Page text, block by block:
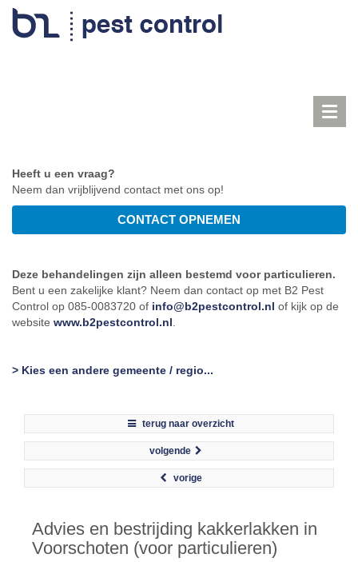
Heeft u een vraag?
Neem dan vrijblijvend contact met ons op!
Deze behandelingen zijn alleen bestemd voor particulieren.
Bent u een zakelijke klant? Neem dan contact op met B2 Pest
Control op 085-0083720 of info@b2pestcontrol.nl of kijk op de
website www.b2pestcontrol.nl.
> Kies een andere gemeente / regio...
terug naar overzicht
volgende
vorige
Advies en bestrijding kakkerlakken in
Voorschoten (voor particulieren)